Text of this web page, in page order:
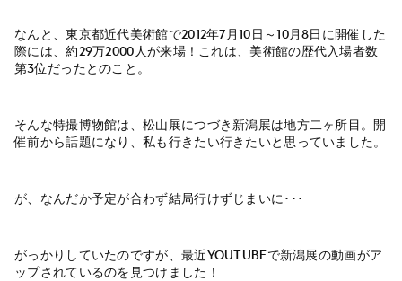
なんと、東京都近代美術館で2012年7月10日～10月8日に開催した
際には、約29万2000人が来場！これは、美術館の歴代入場者数
第3位だったとのこと。
そんな特撮博物館は、松山展につづき新潟展は地方二ヶ所目。開
催前から話題になり、私も行きたい行きたいと思っていました。
が、なんだか予定が合わず結局行けずじまいに･･･
がっかりしていたのですが、最近Youtubeで新潟展の動画がア
ップされているのを見つけました！